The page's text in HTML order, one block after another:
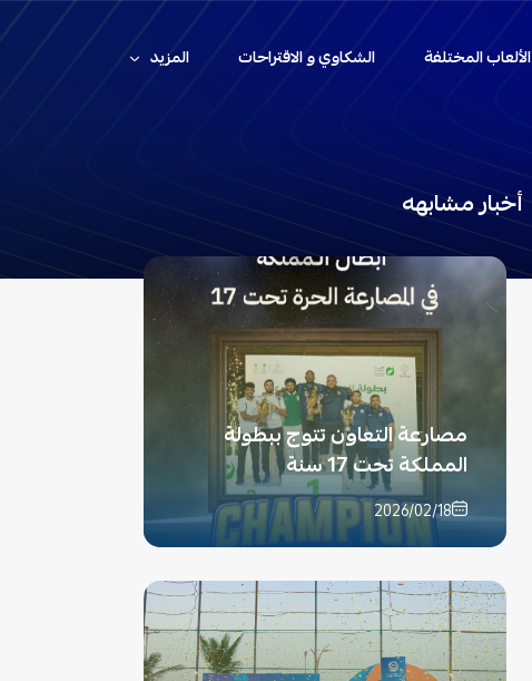
الألعاب المختلفة الشكاوي و الاقتراحات المزيد
أخبار مشابهه
مصارعة التعاون تتوج ببطولة
المملكة تحت 17 سنة
2026/02/18